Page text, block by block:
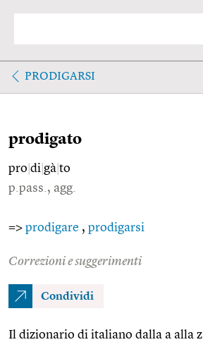
PRODIGARSI
prodigato
pro di gà to
p.pass., agg.
=> prodigare , prodigarsi
Correzioni e suggerimenti
Condividi
Il dizionario di italiano dalla a alla z